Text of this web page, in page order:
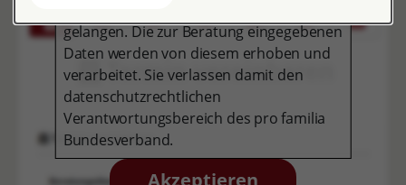
gelangen. Die zur Beratung eingegebenen
Daten werden von diesem erhoben und
verarbeitet. Sie verlassen damit den
datenschutzrechtlichen
Verantwortungsbereich des pro familia
Bundesverband.
Akzeptieren